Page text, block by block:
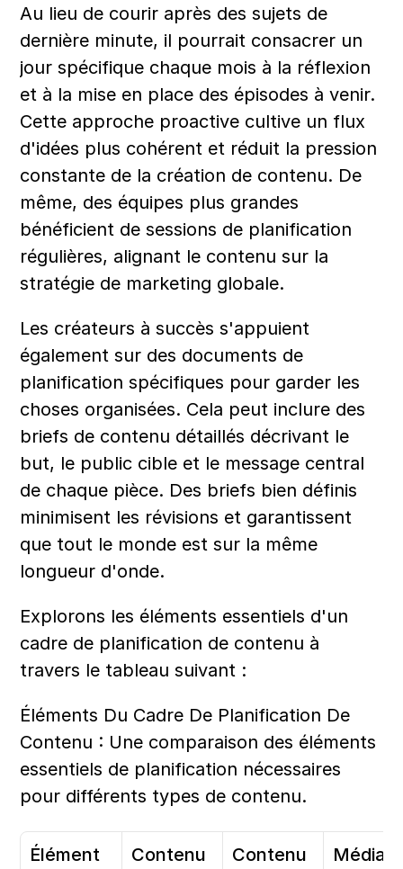
Au lieu de courir après des sujets de
dernière minute, il pourrait consacrer un
jour spécifique chaque mois à la réflexion
et à la mise en place des épisodes à venir.
Cette approche proactive cultive un flux
d'idées plus cohérent et réduit la pression
constante de la création de contenu. De
même, des équipes plus grandes
bénéficient de sessions de planification
régulières, alignant le contenu sur la
stratégie de marketing globale.
Les créateurs à succès s'appuient
également sur des documents de
planification spécifiques pour garder les
choses organisées. Cela peut inclure des
briefs de contenu détaillés décrivant le
but, le public cible et le message central
de chaque pièce. Des briefs bien définis
minimisent les révisions et garantissent
que tout le monde est sur la même
longueur d'onde.
Explorons les éléments essentiels d'un
cadre de planification de contenu à
travers le tableau suivant :
Éléments Du Cadre De Planification De
Contenu : Une comparaison des éléments
essentiels de planification nécessaires
pour différents types de contenu.
Élément
Contenu
Contenu
Médias